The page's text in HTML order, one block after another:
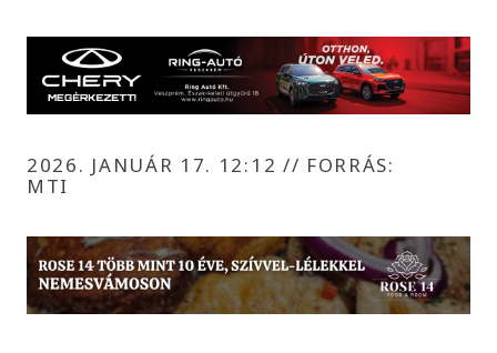
2026. JANUÁR 17. 12:12 // FORRÁS:
MTI